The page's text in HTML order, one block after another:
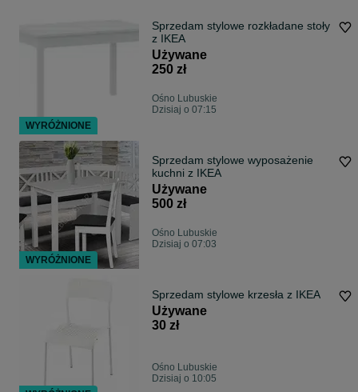
Sprzedam stylowe rozkładane stoły
z IKEA
Używane
250 zł
Ośno Lubuskie
Dzisiaj o 07:15
Sprzedam stylowe wyposażenie
kuchni z IKEA
Używane
500 zł
Ośno Lubuskie
Dzisiaj o 07:03
Sprzedam stylowe krzesła z IKEA
Używane
30 zł
Ośno Lubuskie
Dzisiaj o 10:05
WYRÓŻNIONE
WYRÓŻNIONE